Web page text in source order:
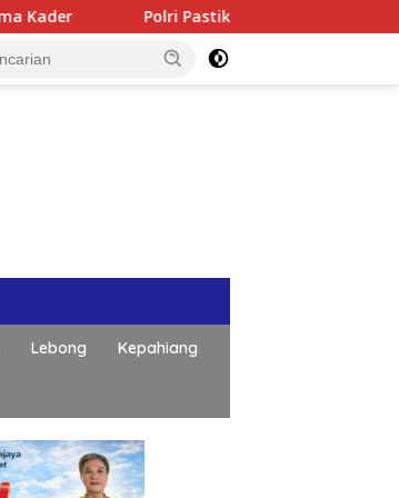
Polri Pastikan Proses Pemeriksaan Personel
Lebong Kepahiang